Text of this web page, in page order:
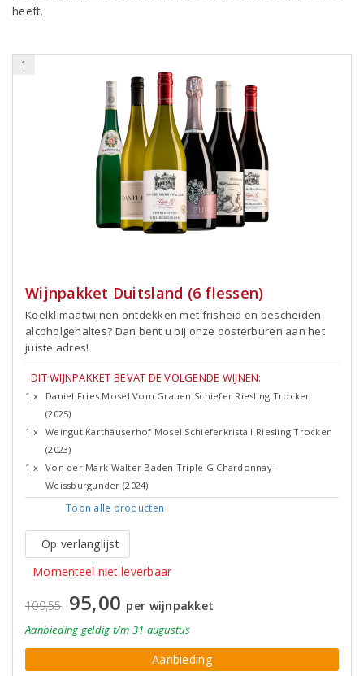
heeft.
1
Wijnpakket Duitsland (6 flessen)
Koelklimaatwijnen ontdekken met frisheid en bescheiden
alcoholgehaltes? Dan bent u bij onze oosterburen aan het
juiste adres!
DIT WIJNPAKKET BEVAT DE VOLGENDE WIJNEN:
1 x
Daniel Fries Mosel Vom Grauen Schiefer Riesling Trocken
(2025)
1 x
Weingut Karthäuserhof Mosel Schieferkristall Riesling Trocken
(2023)
1 x
Von der Mark-Walter Baden Triple G Chardonnay-
Weissburgunder (2024)
Toon alle producten
Op verlanglijst
Momenteel niet leverbaar
109,55 95,00 per wijnpakket
Aanbieding geldig t/m 31 augustus
Aanbieding